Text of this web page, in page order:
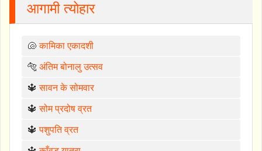
आगामी त्योहार
🐚कामिका एकादशी
🐅 अंतिम बोनालु उत्सव
🔱सावन के सोमवार
🔱सोम प्रदोष व्रत
🔱पशुपति व्रत